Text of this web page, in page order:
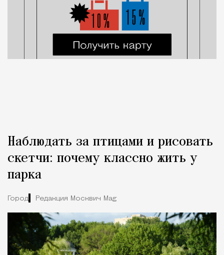
Наблюдать за птицами и рисовать
скетчи: почему классно жить у
парка
Город Редакция Москвич Mag